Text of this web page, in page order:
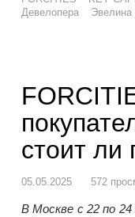
Девелопера
стоит ли
05.05.2025 572
В Москве с 22 по